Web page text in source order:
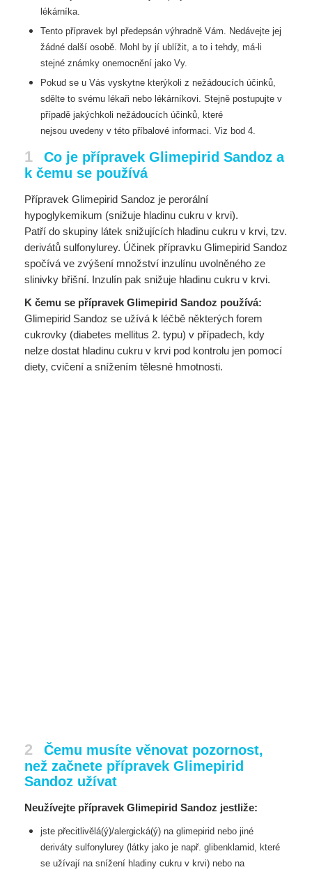
lékárníka.
Tento přípravek byl předepsán výhradně Vám. Nedávejte jej
žádné další osobě. Mohl by jí ublížit, a to i tehdy, má-li
stejné známky onemocnění jako Vy.
Pokud se u Vás vyskytne kterýkoli z nežádoucích účinků,
sdělte to svému lékaři nebo lékárníkovi. Stejně postupujte v
případě jakýchkoli nežádoucích účinků, které
nejsou uvedeny v této příbalové informaci. Viz bod 4.
1
Co je přípravek Glimepirid Sandoz a
k čemu se používá
Přípravek Glimepirid Sandoz je perorální
hypoglykemikum (snižuje hladinu cukru v krvi).
Patří do skupiny látek snižujících hladinu cukru v krvi, tzv.
derivátů sulfonylurey. Účinek přípravku Glimepirid Sandoz
spočívá ve zvýšení množství inzulínu uvolněného ze
slinivky břišní. Inzulín pak snižuje hladinu cukru v krvi.
K čemu se přípravek Glimepirid Sandoz používá:
Glimepirid Sandoz se užívá k léčbě některých forem
cukrovky (diabetes mellitus 2. typu) v případech, kdy
nelze dostat hladinu cukru v krvi pod kontrolu jen pomocí
diety, cvičení a snížením tělesné hmotnosti.
2
Čemu musíte věnovat pozornost,
než začnete přípravek Glimepirid
Sandoz užívat
Neužívejte přípravek Glimepirid Sandoz jestliže:
jste přecitlivělá(ý)/alergická(ý) na glimepirid nebo jiné
deriváty sulfonylurey (látky jako je např. glibenklamid, které
se užívají na snížení hladiny cukru v krvi) nebo na